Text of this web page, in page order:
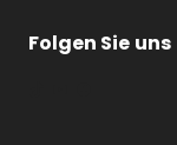
Folgen Sie uns